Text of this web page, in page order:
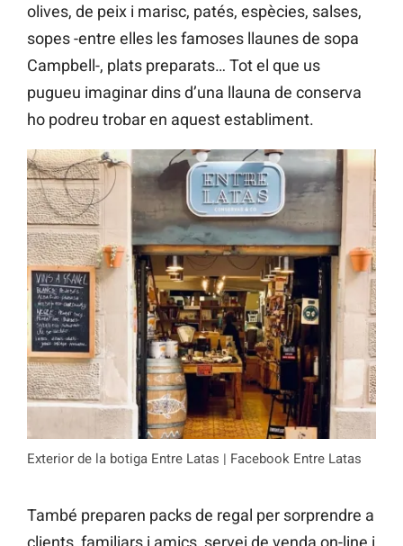
olives, de peix i marisc, patés, espècies, salses,
sopes -entre elles les famoses llaunes de sopa
Campbell-, plats preparats… Tot el que us
pugueu imaginar dins d’una llauna de conserva
ho podreu trobar en aquest establiment.
Exterior de la botiga Entre Latas | Facebook Entre Latas
També preparen packs de regal per sorprendre a
clients, familiars i amics, servei de venda on-line i